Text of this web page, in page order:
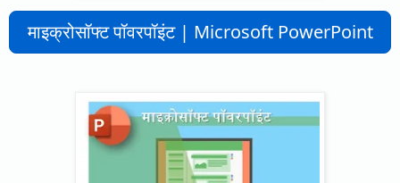
माइक्रोसॉफ्ट पॉवरपॉइंट | Microsoft PowerPoint